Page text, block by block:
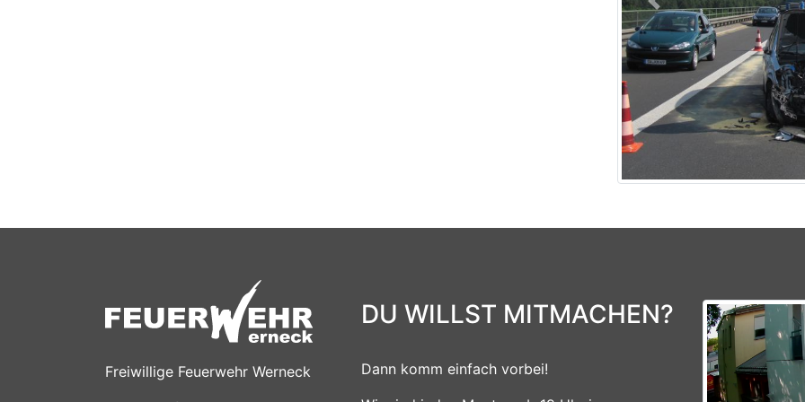
Previous
Freiwillige Feuerwehr Werneck
DU WILLST MITMACHEN?
Dann komm einfach vorbei!